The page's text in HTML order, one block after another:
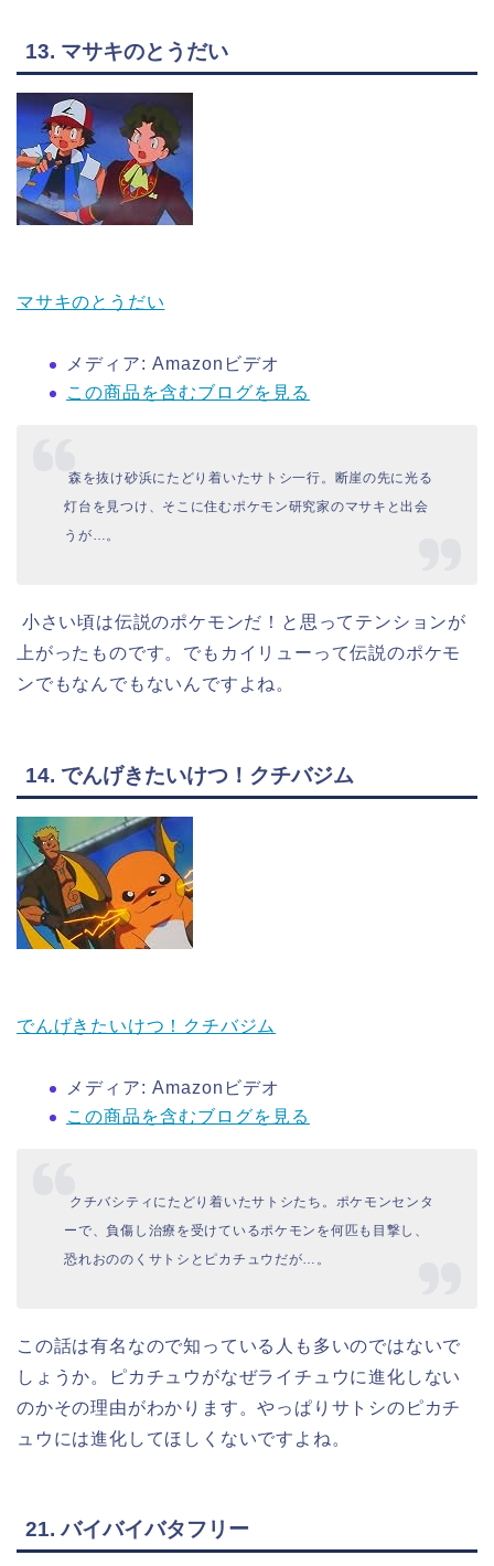
13. マサキのとうだい
マサキのとうだい
メディア: Amazonビデオ
この商品を含むブログを見る
森を抜け砂浜にたどり着いたサトシ一行。断崖の先に光る
灯台を見つけ、そこに住むポケモン研究家のマサキと出会
うが…。
小さい頃は伝説のポケモンだ！と思ってテンションが
上がったものです。でもカイリューって伝説のポケモ
ンでもなんでもないんですよね。
14. でんげきたいけつ！クチバジム
でんげきたいけつ！クチバジム
メディア: Amazonビデオ
この商品を含むブログを見る
クチバシティにたどり着いたサトシたち。ポケモンセンタ
ーで、負傷し治療を受けているポケモンを何匹も目撃し、
恐れおののくサトシとピカチュウだが…。
この話は有名なので知っている人も多いのではないで
しょうか。ピカチュウがなぜライチュウに進化しない
のかその理由がわかります。やっぱりサトシのピカチ
ュウには進化してほしくないですよね。
21. バイバイバタフリー